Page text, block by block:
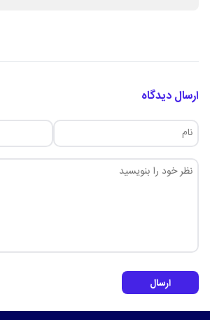
ارسال دیدگاه
ارسال